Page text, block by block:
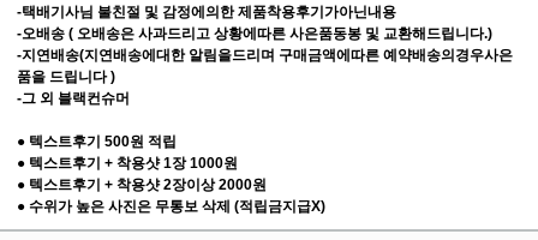
-택배기사님 불친절 및 감정에의한 제품착용후기가아닌내용
-오배송 ( 오배송은 사과드리고 상황에따른 사은품동봉 및 교환해드립니다.)
-지연배송(지연배송에대한 알림을드리며 구매금액에따른 예약배송의경우사은
품을 드립니다 )
-그 외 블랙컨슈머
● 텍스트후기 500원 적립
● 텍스트후기 + 착용샷 1장 1000원
● 텍스트후기 + 착용샷 2장이상 2000원
● 수위가 높은 사진은 무통보 삭제 (적립금지급X)